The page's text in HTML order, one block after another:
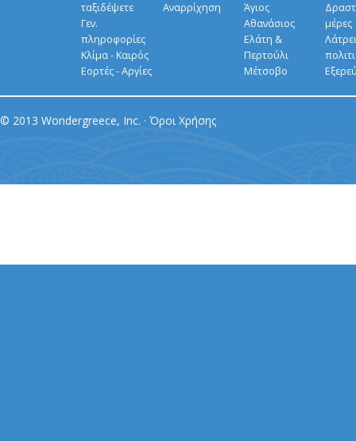
ταξιδέψετε
Γεν.
πληροφορίες
Κλίμα - Καιρός
Εορτές - Αργίες
Αναρρίχηση
Άγιος
Αθανάσιος
Ελάτη &
Περτούλι
Μέτσοβο
μέρες
© 2013 Wondergreece, Inc. · Όροι Χρήσης